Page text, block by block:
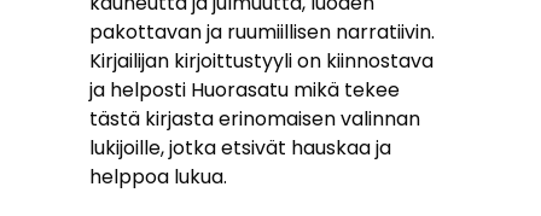
pakottavan ja ruumiillisen narratiivin.
Kirjailijan kirjoittustyyli on kiinnostava
ja helposti Huorasatu mikä tekee
tästä kirjasta erinomaisen valinnan
lukijoille, jotka etsivät hauskaa ja
helppoa lukua.